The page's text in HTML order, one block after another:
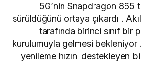
5G’nin Snapdragon 865
sürüldüğünü ortaya çıkardı .
tarafında birinci sınıf bir
kurulumuyla gelmesi bekleniyor
yenileme hızını destekleyen